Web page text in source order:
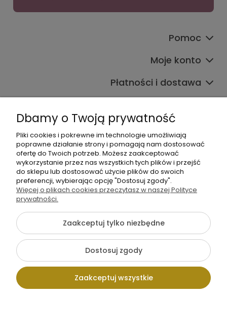
Pomoc
Moje konto
Płatności i dostawa
+48 605 141 363
{literal}
Pokaż pełną wersję strony
Sklep internetowy Shoper.pl
Dbamy o Twoją prywatność
Pliki cookies i pokrewne im technologie umożliwiają
poprawne działanie strony i pomagają nam dostosować
ofertę do Twoich potrzeb. Możesz zaakceptować
wykorzystanie przez nas wszystkich tych plików i przejść
do sklepu lub dostosować użycie plików do swoich
preferencji, wybierając opcję "Dostosuj zgody".
Więcej o plikach cookies przeczytasz w naszej Polityce
prywatności.
Zaakceptuj tylko niezbędne
Dostosuj zgody
Zaakceptuj wszystkie